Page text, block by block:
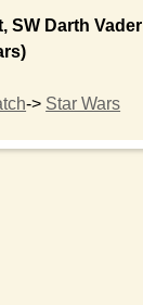
SW Darth Vader
-> Star Wars